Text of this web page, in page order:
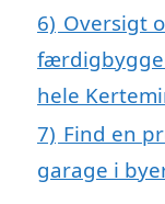
6) Oversigt
hele
7) Find en
garage i